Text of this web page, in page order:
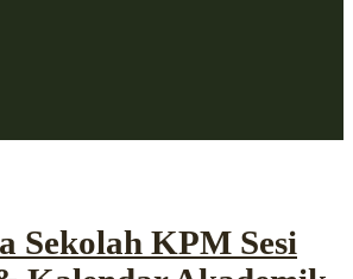
Sekolah KPM Sesi